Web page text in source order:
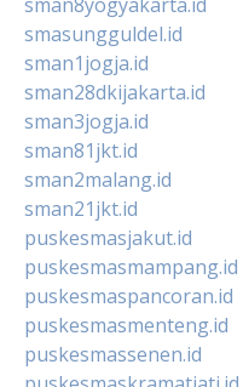
smasungguldel.id
sman1jogja.id
sman28dkijakarta.id
sman3jogja.id
sman81jkt.id
sman2malang.id
sman21jkt.id
puskesmasjakut.id
puskesmasmampang.id
puskesmaspancoran.id
puskesmasmenteng.id
puskesmassenen.id